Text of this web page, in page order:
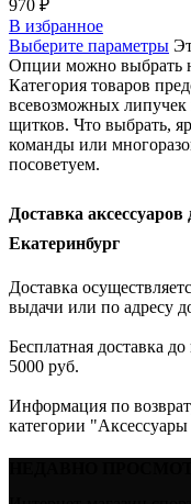
970 ₽
В избранное
Выберите параметры
Опции можно выбрать
Категория товаров
всевозможных
щитков. Что выбрать,
команды или
посоветуем.
Доставка
Екатеринбург
Доставка
выдачи или по адресу
Бесплатная доставка
5000 руб.
Информация по
категории